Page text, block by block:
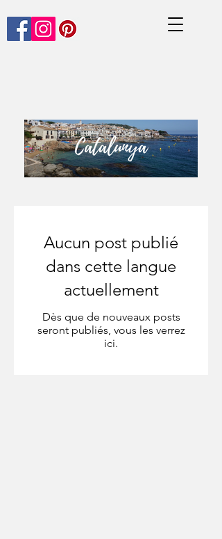
Aucun post publié
dans cette langue
actuellement
Dès que de nouveaux posts
seront publiés, vous les verrez
ici.